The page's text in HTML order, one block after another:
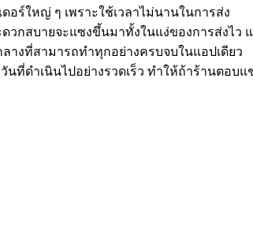
ร์ใหญ่ ๆ เพราะใช้เวลาไม่นานในการส่ง
กสบายจะแซงขึ้นมาทั้งในแง่ของการส่งไว
างที่สามารถทำทุกอย่างครบจบในแอปเดียว
ที่ดำเนินไปอย่างรวดเร็ว ทำให้ถ้าร้านตอ